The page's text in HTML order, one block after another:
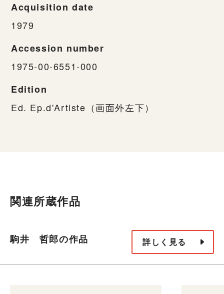
Acquisition date
1979
Accession number
1975-00-6551-000
Edition
Ed. Ep.d'Artiste（画面外左下）
関連所蔵作品
駒井 哲郎の作品 詳しく見る